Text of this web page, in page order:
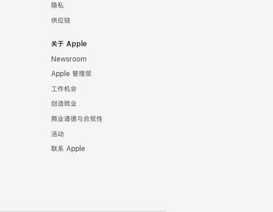
隐私
供应链
关于 Apple
Newsroom
Apple 管理层
工作机会
创造就业
商业道德与合规性
活动
联系 Apple